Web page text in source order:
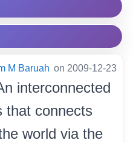
M Baruah on 2009-12-23
interconnected
that connects
world via the